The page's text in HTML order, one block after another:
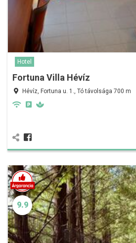
Hotel
Fortuna Villa Hévíz
Hévíz, Fortuna u. 1., Tó távolsága 700 m
9.9